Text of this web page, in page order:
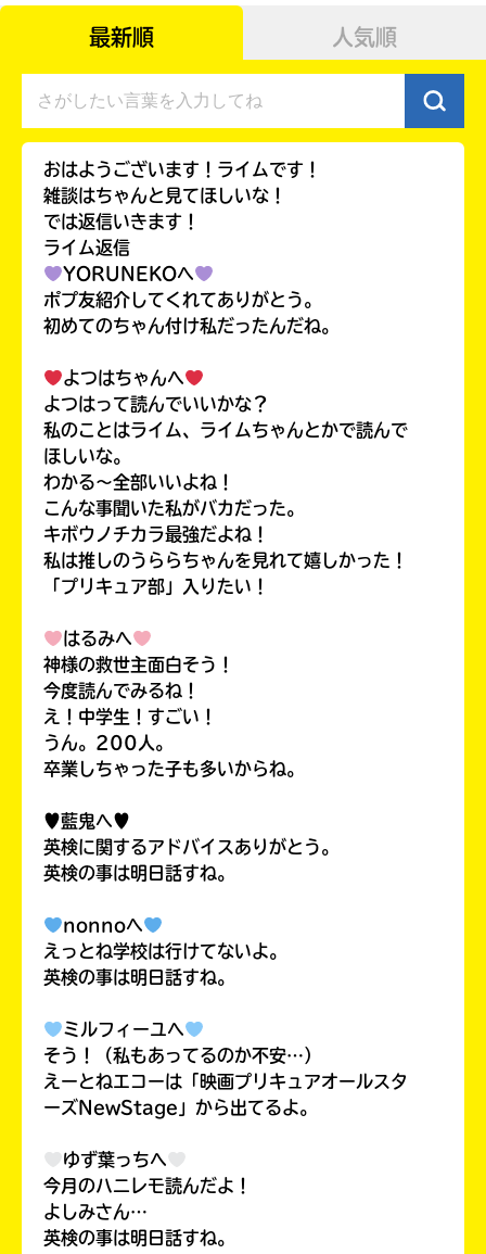
最新順 人気順
おはようございます！ライムです！
雑談はちゃんと見てほしいな！
では返信いきます！
ライム返信
YORUNEKOへ
ポプ友紹介してくれてありがとう。
初めてのちゃん付け私だったんだね。
よつはちゃんへ
よつはって読んでいいかな？
私のことはライム、ライムちゃんとかで読んで
ほしいな。
わかる〜全部いいよね！
こんな事聞いた私がバカだった。
キボウノチカラ最強だよね！
私は推しのうららちゃんを見れて嬉しかった！
「プリキュア部」入りたい！
はるみへ
神様の救世主面白そう！
今度読んでみるね！
え！中学生！すごい！
うん。200人。
卒業しちゃった子も多いからね。
♥藍鬼へ♥
英検に関するアドバイスありがとう。
英検の事は明日話すね。
nonnoへ
えっとね学校は行けてないよ。
英検の事は明日話すね。
ミルフィーユへ
そう！（私もあってるのか不安…）
えーとねエコーは「映画プリキュアオールスタ
ーズNewStage」から出てるよ。
ゆず葉っちへ
今月のハニレモ読んだよ！
よしみさん…
英検の事は明日話すね。